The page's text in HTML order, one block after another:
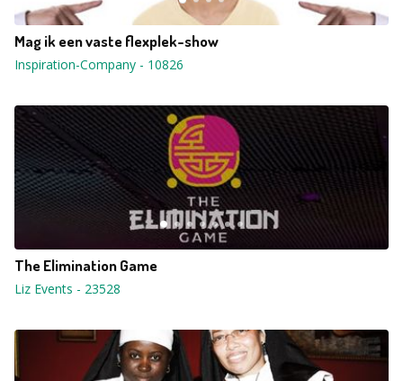
Mag ik een vaste flexplek-show
Inspiration-Company - 10826
The Elimination Game
Liz Events - 23528